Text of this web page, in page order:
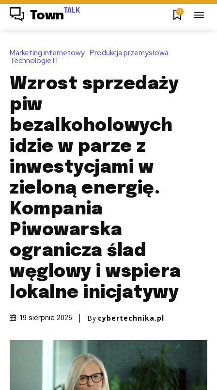
Town TALK 0
Marketing internetowy Produkcja przemysłowa
Technologie IT
Wzrost sprzedaży
piw
bezalkoholowych
idzie w parze z
inwestycjami w
zieloną energię.
Kompania
Piwowarska
ogranicza ślad
węglowy i wspiera
lokalne inicjatywy
19 sierpnia 2025 By cybertechnika.pl